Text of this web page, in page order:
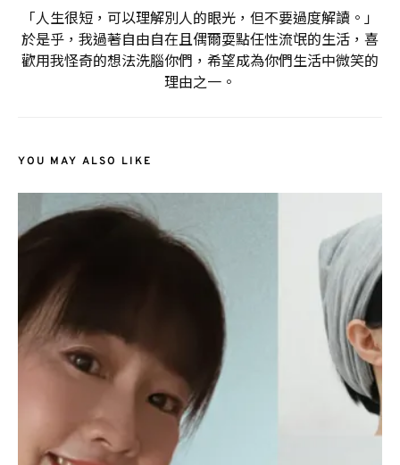
「人生很短，可以理解別人的眼光，但不要過度解讀。」
於是乎，我過著自由自在且偶爾耍點任性流氓的生活，喜
歡用我怪奇的想法洗腦你們，希望成為你們生活中微笑的
理由之一。
YOU MAY ALSO LIKE